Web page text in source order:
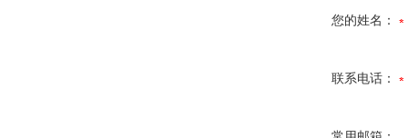
您的姓名：
联系电话：